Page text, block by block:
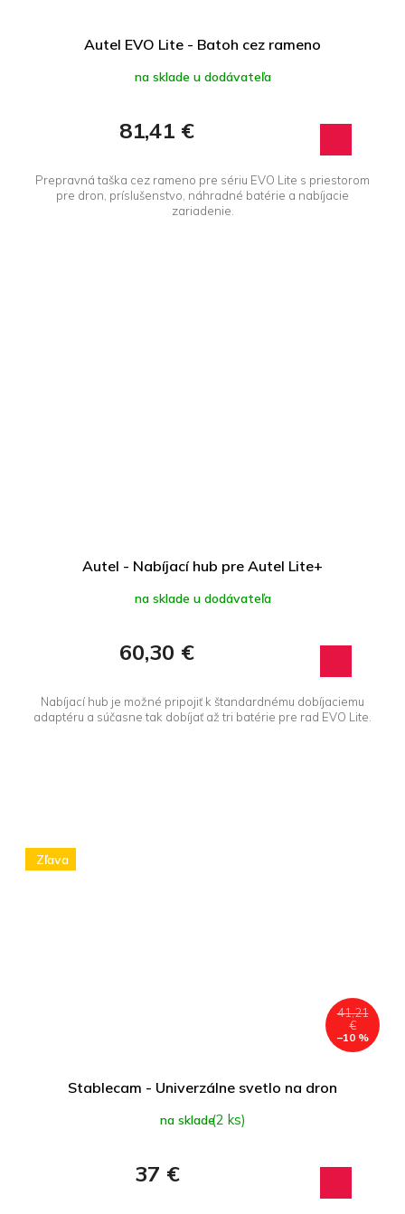
Autel EVO Lite - Batoh cez rameno
na sklade u dodávateľa
81,41 €
Prepravná taška cez rameno pre sériu EVO Lite s priestorom
pre dron, príslušenstvo, náhradné batérie a nabíjacie
zariadenie.
Autel - Nabíjací hub pre Autel Lite+
na sklade u dodávateľa
60,30 €
Nabíjací hub je možné pripojiť k štandardnému dobíjaciemu
adaptéru a súčasne tak dobíjať až tri batérie pre rad EVO Lite.
Zľava
41,21
€
–10 %
Stablecam - Univerzálne svetlo na dron
na sklade(2 ks)
37 €